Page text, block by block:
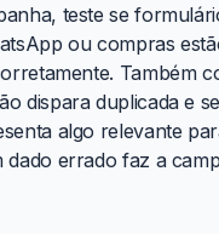
teste se
ou compras
Também
dispara duplicada e
algo relevante
dado errado faz a